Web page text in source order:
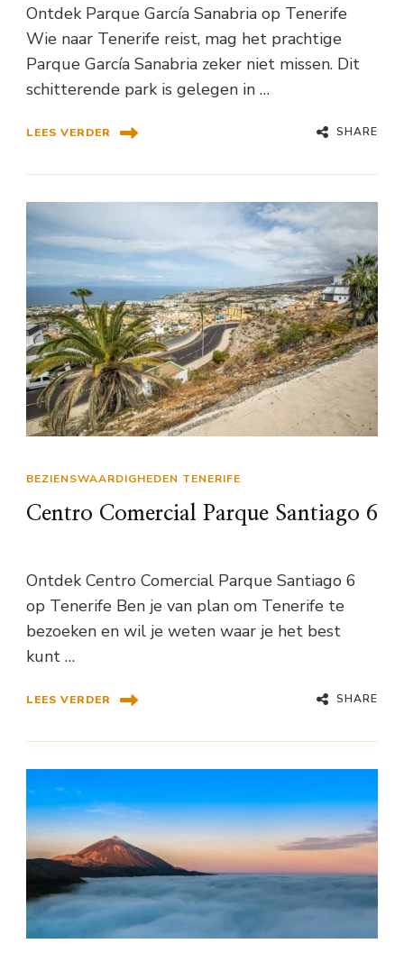
Ontdek Parque García Sanabria op Tenerife
Wie naar Tenerife reist, mag het prachtige
Parque García Sanabria zeker niet missen. Dit
schitterende park is gelegen in …
LEES VERDER SHARE
BEZIENSWAARDIGHEDEN TENERIFE
Centro Comercial Parque Santiago 6
Ontdek Centro Comercial Parque Santiago 6
op Tenerife Ben je van plan om Tenerife te
bezoeken en wil je weten waar je het best
kunt …
LEES VERDER SHARE